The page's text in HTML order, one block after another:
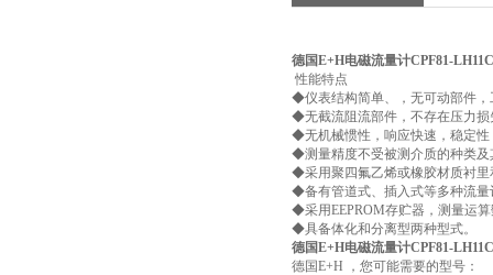
德国E+H电磁流量计CPF81-
性能特点
◆仪表结构简单、，无可动部件，
◆无截流阻流部件，不存在压力损
◆无机械惯性，响应快速，稳定
◆测量精度不受被测介质的种类
◆采用聚四氟乙烯或橡胶材质衬里
◆备有管道式、插入式等多种流量
◆采用EEPROM存贮器，测量运
◆具备体化和分离型两种型式。
德国E+H电磁流量计CPF81-
德国E+H ，您可能需要的型号：